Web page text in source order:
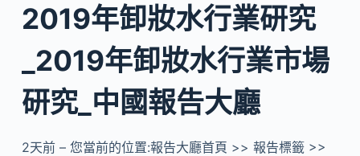
2019年卸妝水行業研究
_2019年卸妝水行業市場
研究_中國報告大廳
2天前 – 您當前的位置:報告大廳首頁 >> 報告標籤 >>